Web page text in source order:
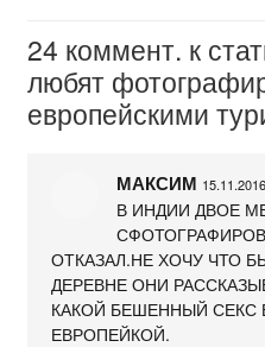
24 коммент. к
любят
европейскими
МАКСИМ
В ИНДИИ ДВОЕ
ОТКАЗАЛ.НЕ ХОЧУ ЧТО
ДЕРЕВНЕ ОНИ
КАКОЙ БЕШЕННЫЙ СЕКС
ЕВРОПЕЙКОЙ.